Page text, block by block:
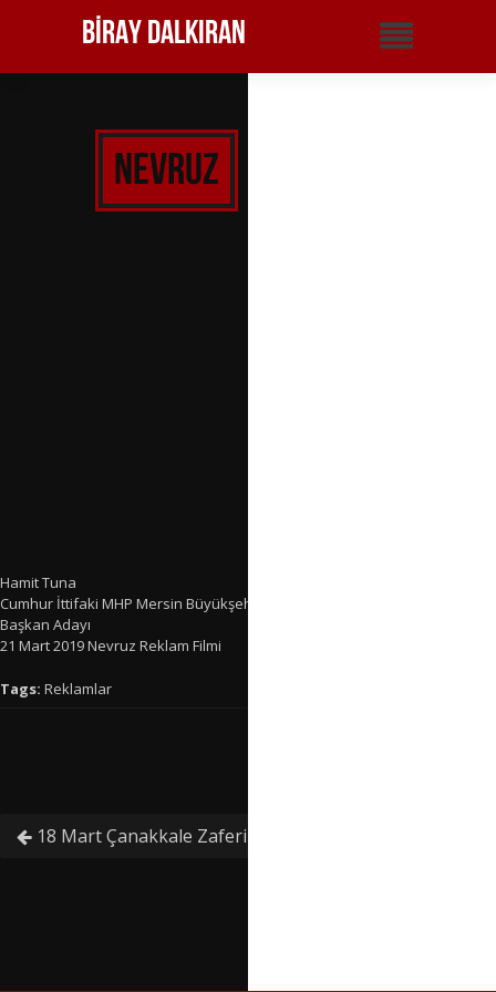
Biray Dalkıran
Nevruz
Hamit Tuna
Cumhur İttifaki MHP Mersin Büyükşehir Belediye
Başkan Adayı
21 Mart 2019 Nevruz Reklam Filmi
Tags: Reklamlar
18 Mart Çanakkale Zaferi